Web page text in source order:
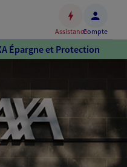
AssistanceCompte
Épargne et Protection